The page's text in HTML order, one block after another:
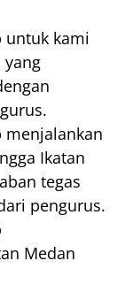
untuk kami
yang
menjalankan
Ikatan
tegas
pengurus.
Medan